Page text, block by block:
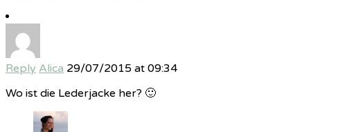
Reply Alica 29/07/2015 at 09:34
Wo ist die Lederjacke her? 🙂